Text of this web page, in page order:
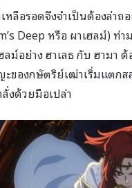
เหลือรอดจึงจำเป็นต้องล่
Deep หรือ ผาเฮลม์) ท่
ม์อย่าง ฮาเลธ กับ ฮามา
ของกษัตริย์เฒ่าเริ่มแตกส
งด้วยมือเปล่า